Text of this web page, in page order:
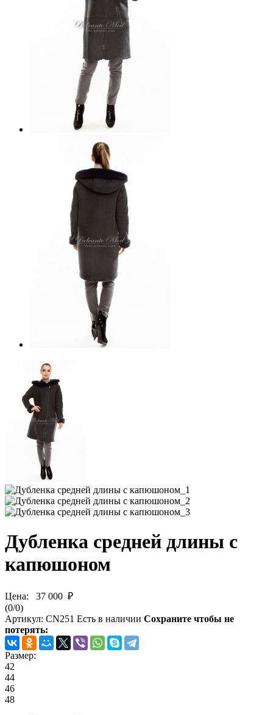
Дубленка средней длины с
капюшоном
Цена:
37 000 ₽
(0/0)
Артикул: CN251 Есть в наличии Сохраните чтобы не
потерять:
Размер:
42
44
46
48